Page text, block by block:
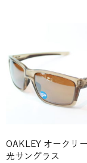
OAKLEY オークリ
光サングラス